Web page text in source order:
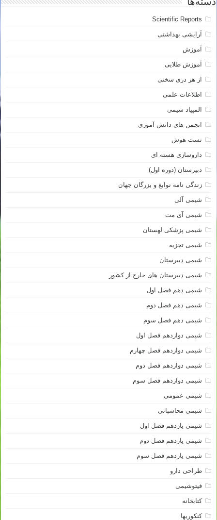
دسته‌ها
Scientific Reports
آرایشی بهداشتی
آموزش
آموزش طلایی
از هر دری سخنی
اطلاعات علمی
المپیاد شیمی
انجمن های دانش آموزی
تست هوش
داروسازی هسته ای
دبیرستان (دوره اول)
زندگی نامه نوابغ و بزرگان جهان
شیمی آلی
شیمی آی مت
شیمی پزشکی لهستان
شیمی تجزیه
شیمی دبیرستان
شیمی دبیرستان های خارج از کشور
شیمی دهم فصل اول
شیمی دهم فصل دوم
شیمی دهم فصل سوم
شیمی دوازدهم فصل اول
شیمی دوازدهم فصل چهارم
شیمی دوازدهم فصل دوم
شیمی دوازدهم فصل سوم
شیمی عمومی
شیمی محاسباتی
شیمی یازدهم فصل اول
شیمی یازدهم فصل دوم
شیمی یازدهم فصل سوم
طراحی دارو
فیتوشیمی
کتابخانه
کنکوریها